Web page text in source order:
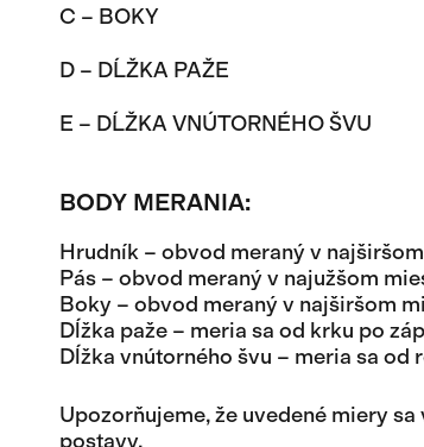
C – BOKY
D – DĹŽKA PAŽE
E – DĹŽKA VNÚTORNÉHO ŠVU
BODY MERANIA:
Hrudník – obvod meraný v
Pás – obvod meraný v najužšom
Boky – obvod meraný v najširšom
Dĺžka paže – meria sa od krku po
Dĺžka vnútorného švu – meria sa od
Upozorňujeme, že uvedené miery
postavy.